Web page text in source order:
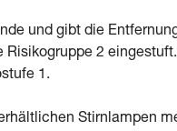
und gibt die
2
1.
Stirnlampen